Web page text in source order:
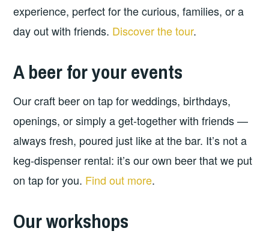
experience, perfect for the curious, families, or a
day out with friends. Discover the tour.
A beer for your events
Our craft beer on tap for weddings, birthdays,
openings, or simply a get-together with friends —
always fresh, poured just like at the bar. It’s not a
keg-dispenser rental: it’s our own beer that we put
on tap for you. Find out more.
Our workshops